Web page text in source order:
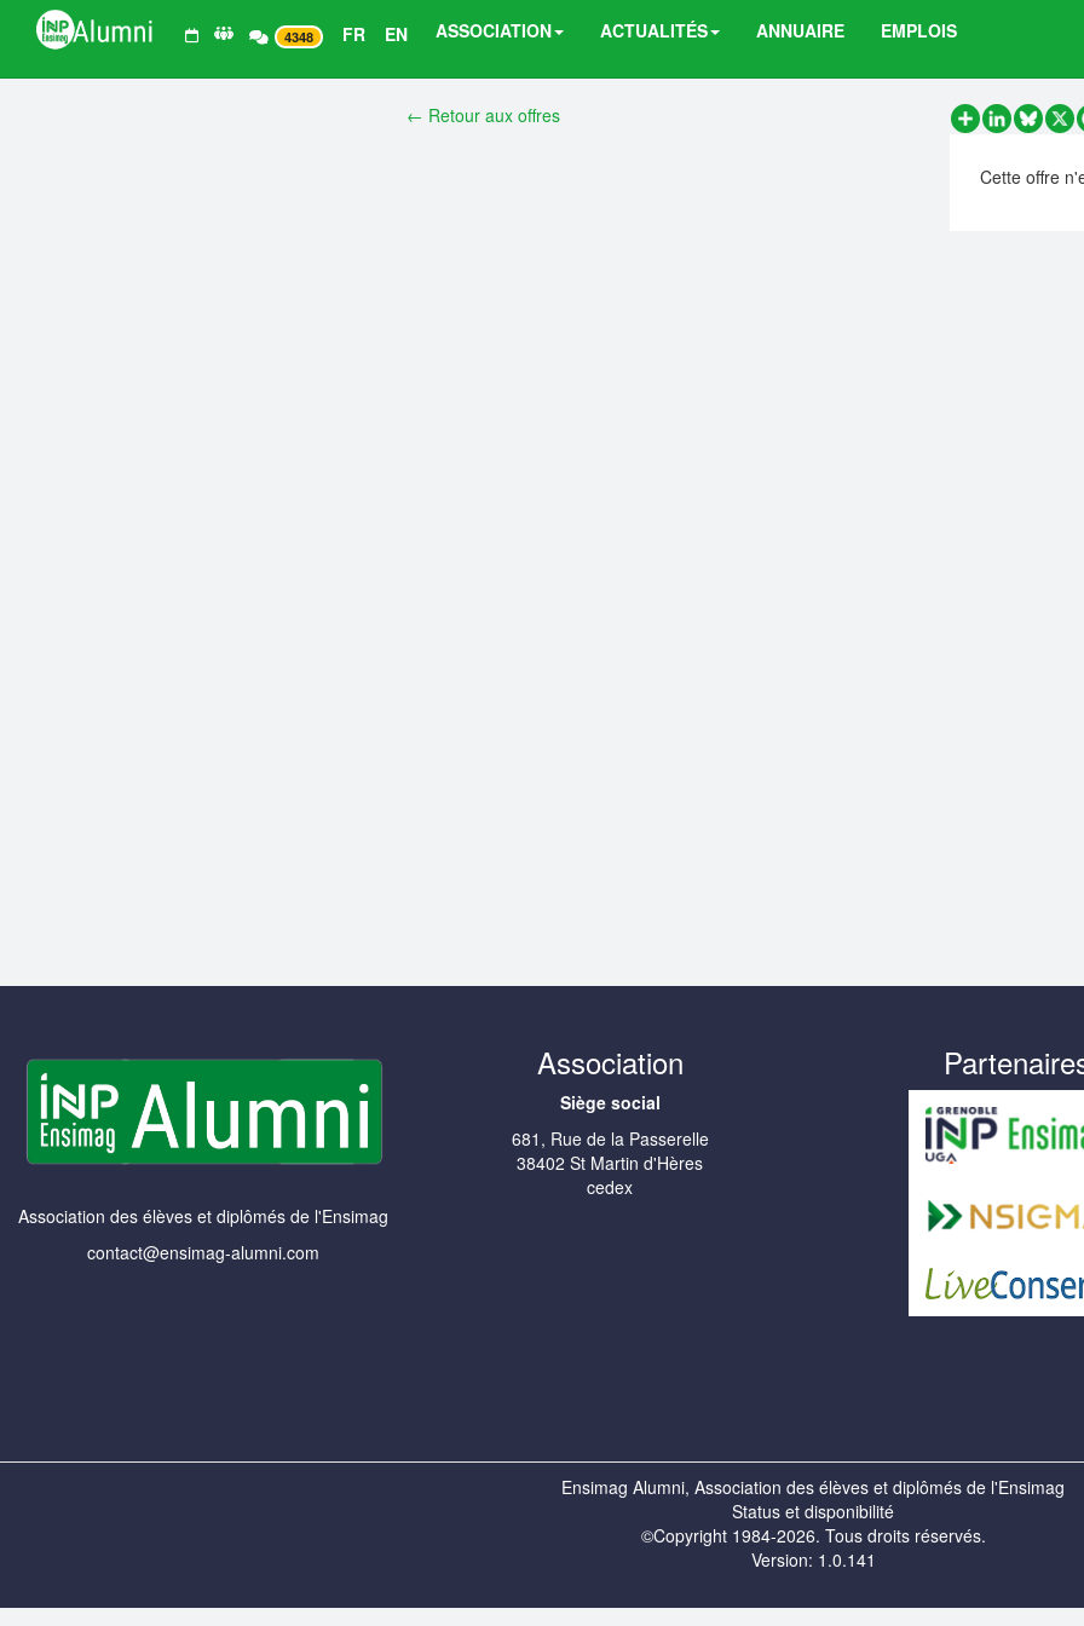
4348 FR EN ASSOCIATION ACTUALITÉS ANNUAIRE EMPLOIS
← Retour aux offres
PartagerLinkedInX
Cette offre
Association des élèves et diplômés de l'Ensimag
contact@ensimag-alumni.com
Association
Siège social
681, Rue de la Passerelle
38402 St Martin d'Hères
cedex
Ensimag Alumni, Association des élèves et diplômés de l'Ensimag
Status et disponibilité
©Copyright 1984-2026. Tous droits réservés.
Version: 1.0.141